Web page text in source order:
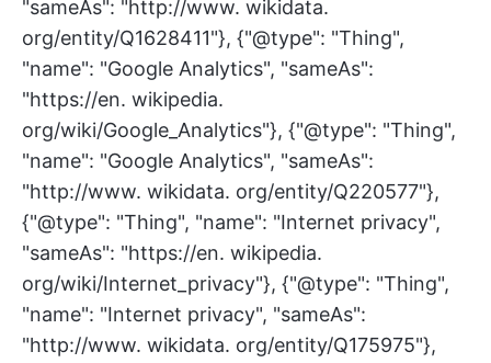
"sameAs": "http://www. wikidata.
org/entity/Q1628411"}, {"@type": "Thing",
"name": "Google Analytics", "sameAs":
"https://en. wikipedia.
org/wiki/Google_Analytics"}, {"@type": "Thing",
"name": "Google Analytics", "sameAs":
"http://www. wikidata. org/entity/Q220577"},
{"@type": "Thing", "name": "Internet privacy",
"sameAs": "https://en. wikipedia.
org/wiki/Internet_privacy"}, {"@type": "Thing",
"name": "Internet privacy", "sameAs":
"http://www. wikidata. org/entity/Q175975"},